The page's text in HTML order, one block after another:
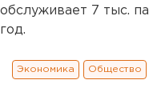
обслуживает 7 тыс.
год.
Экономика Общество